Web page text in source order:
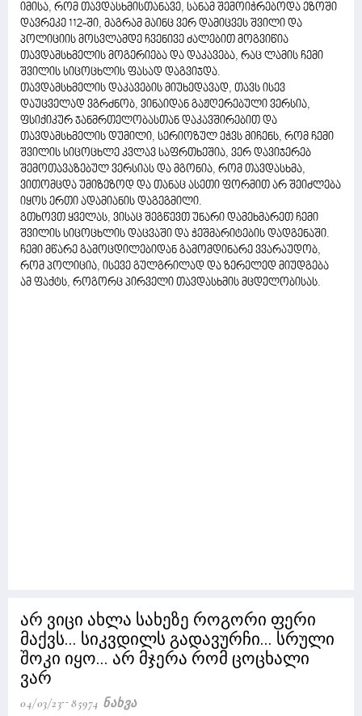
იმისა, რომ თავდასხმისთანავე, სანამ შემოიჭრებოდა ეზოში
დავრეკე 112-ში, მაგრამ მაინც ვერ დამიცვეს შვილი და
პოლიციის მოსვლამდე ჩვენივე ძალებით მოგვიწია
თავდამსხმელის მოგერიება და დაკავება, რაც ლამის ჩემი
შვილის სიცოცხლის ფასად დაგვიჯდა.
თავდამსხმელის დაკავების მიუხედავად, თავს ისევ
დაუცველად ვგრძნობ, ვინაიდან გაჟღერებული ვერსია,
ფსიქიკურ ჯანმრთელობასთან დაკავშირებით და
თავდამსხმელის დუმილი, სერიოზულ ეჭვს მიჩენს, რომ ჩემი
შვილის სიცოცხლე კვლავ საფრთხეშია, ვერ დავიჯერებ
შემოთავაზებულ ვერსიას და მგონია, რომ თავდასხმა,
ვითომცდა უმიზეზოდ და თანაც ასეთი ფორმით არ შეიძლება
იყოს ერთი ადამიანის დაგეგმილი.
გთხოვთ ყველას, ვისაც შეგწევთ უნარი დამეხმარეთ ჩემი
შვილის სიცოცხლის დაცვაში და ჭეშმარიტების დადგენაში.
ჩემი მწარე გამოცდილებიდან გამომდინარე ვვარაუდობ,
რომ პოლიცია, ისევე გულგრილად და ზერელედ მიუდგება
ამ ფაქტს, როგორც პირველი თავდასხმის მცდელობისას.
არ ვიცი ახლა სახეზე როგორი ფერი
მაქვს... სიკვდილს გადავურჩი... სრული
შოკი იყო... არ მჯერა რომ ცოცხალი
ვარ
04/03/23 85974 Ნახვა